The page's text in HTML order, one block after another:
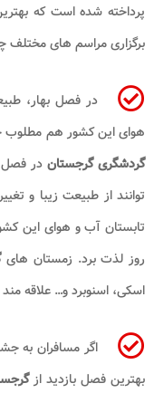
پرداخته شده است که
برگزاری مراسم های مختلف
در فصل بهار،
هوای این کشور هم مطلوب
گردشگری گرجستاندر فصل
توانند از طبیعت زیبا و
تابستان آب و هوای این
روز لذت برد. زمستان های
اسکی، اسنوبرد و… علاقه
اگر مسافران به
بهترین فصل بازدید از